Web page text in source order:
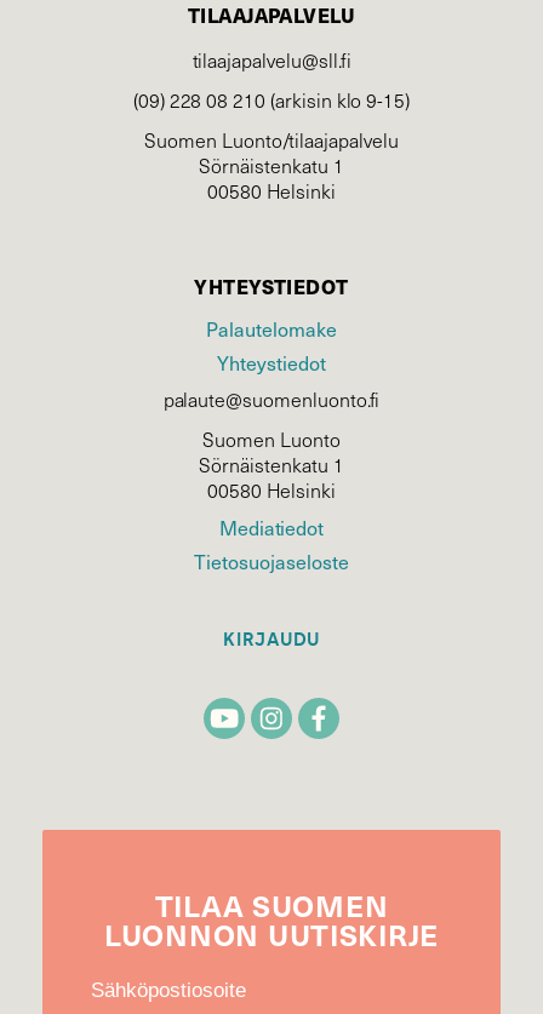
TILAAJAPALVELU
tilaajapalvelu@sll.fi
(09) 228 08 210 (arkisin klo 9-15)
Suomen Luonto/tilaajapalvelu
Sörnäistenkatu 1
00580 Helsinki
YHTEYSTIEDOT
Palautelomake
Yhteystiedot
palaute@suomenluonto.fi
Suomen Luonto
Sörnäistenkatu 1
00580 Helsinki
Mediatiedot
Tietosuojaseloste
KIRJAUDU
TILAA SUOMEN
LUONNON UUTIS­KIRJE
Sähköpostiosoite